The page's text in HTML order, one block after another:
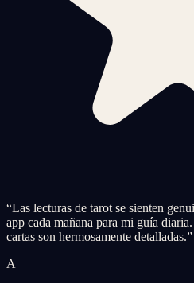
“Las lecturas de tarot se sienten
app cada mañana para mi guía
cartas son hermosamente detalladas.”
A